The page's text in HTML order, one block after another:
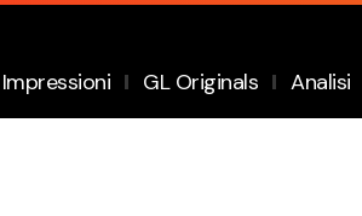
Impressioni GL Originals Analisi